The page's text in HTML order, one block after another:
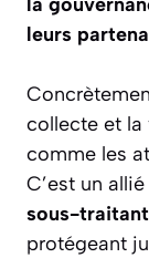
la
leurs
collecte et la
comme les
C’est un
sous-
protégeant